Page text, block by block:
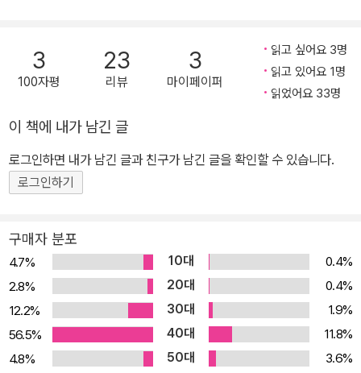
부분 타이완의 식민 경험과 역사 기억에 관심을 가진 작가들이었다.
이들은 잡지에 작품을 발표하고 서로의 작품을 평가하거나 격려하면
서 꾸준히 작품 활동을 이어 나갔다. 당시 중자오정과 함께 ≪문우통
火泉) 등이 있다. ≪문우통신≫은 처음에는 큰 주목을 받지 못했다.
하지만 점차 소속 작가들이 공모전 등에서 두각을 나타내며 문학적
성과를 인정받기 시작했으며, 이러한 노력으로 문단의 주류로 성장할
의 정체성을 탐구하고 스스로의 발전 궤적을 완성해 나가는 밑거름
역할을 훌륭히 해냈다.
3
100자평
23
리뷰
3
마이페이퍼
읽고 싶어요 3명
읽고 있어요 1명
읽었어요 33명
이 책에 내가 남긴 글
로그인하면 내가 남긴 글과 친구가 남긴 글을 확인할 수 있습니다.
로그인하기
구매자 분포
4.7% 10대
0.4%
2.8%
20대
0.4%
12.2%
30대
1.9%
56.5%
40대
11.8%
4.8%
50대
3.6%